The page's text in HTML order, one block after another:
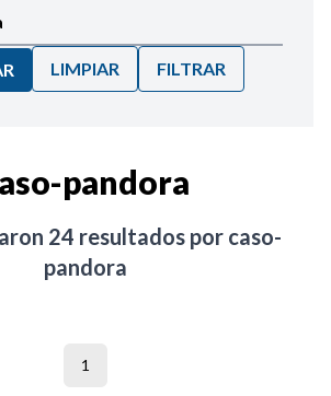
LIMPIAR FILTRAR
pandora
24 resultados por caso-
pandora
1